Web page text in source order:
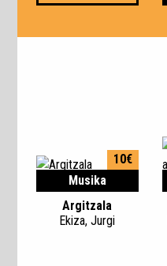
Musika
10€
Argitzala
Ekiza, Jurgi